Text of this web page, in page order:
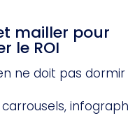
mailler pour
le ROI
ne doit pas dormir